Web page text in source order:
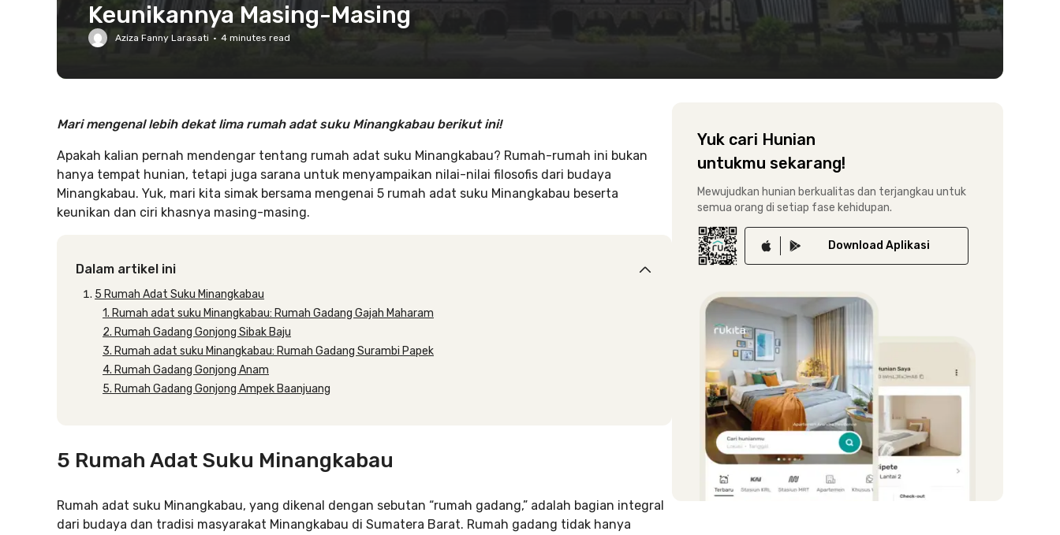
Keunikannya Masing-Masing
Aziza Fanny Larasati · 4 minutes read
Mari mengenal lebih dekat lima rumah adat suku Minangkabau berikut ini!
Apakah kalian pernah mendengar tentang rumah adat suku Minangkabau? Rumah-rumah ini bukan
hanya tempat hunian, tetapi juga sarana untuk menyampaikan nilai-nilai filosofis dari budaya
Minangkabau. Yuk, mari kita simak bersama mengenai 5 rumah adat suku Minangkabau beserta
keunikan dan ciri khasnya masing-masing.
Dalam artikel ini
5 Rumah Adat Suku Minangkabau
1. Rumah adat suku Minangkabau: Rumah Gadang Gajah Maharam
2. Rumah Gadang Gonjong Sibak Baju
3. Rumah adat suku Minangkabau: Rumah Gadang Surambi Papek
4. Rumah Gadang Gonjong Anam
5. Rumah Gadang Gonjong Ampek Baanjuang
5 Rumah Adat Suku Minangkabau
Rumah adat suku Minangkabau, yang dikenal dengan sebutan “rumah gadang,” adalah bagian integral
dari budaya dan tradisi masyarakat Minangkabau di Sumatera Barat. Rumah gadang tidak hanya
Yuk cari Hunian
untukmu sekarang!
Mewujudkan hunian berkualitas dan terjangkau untuk
semua orang di setiap fase kehidupan.
Download Aplikasi